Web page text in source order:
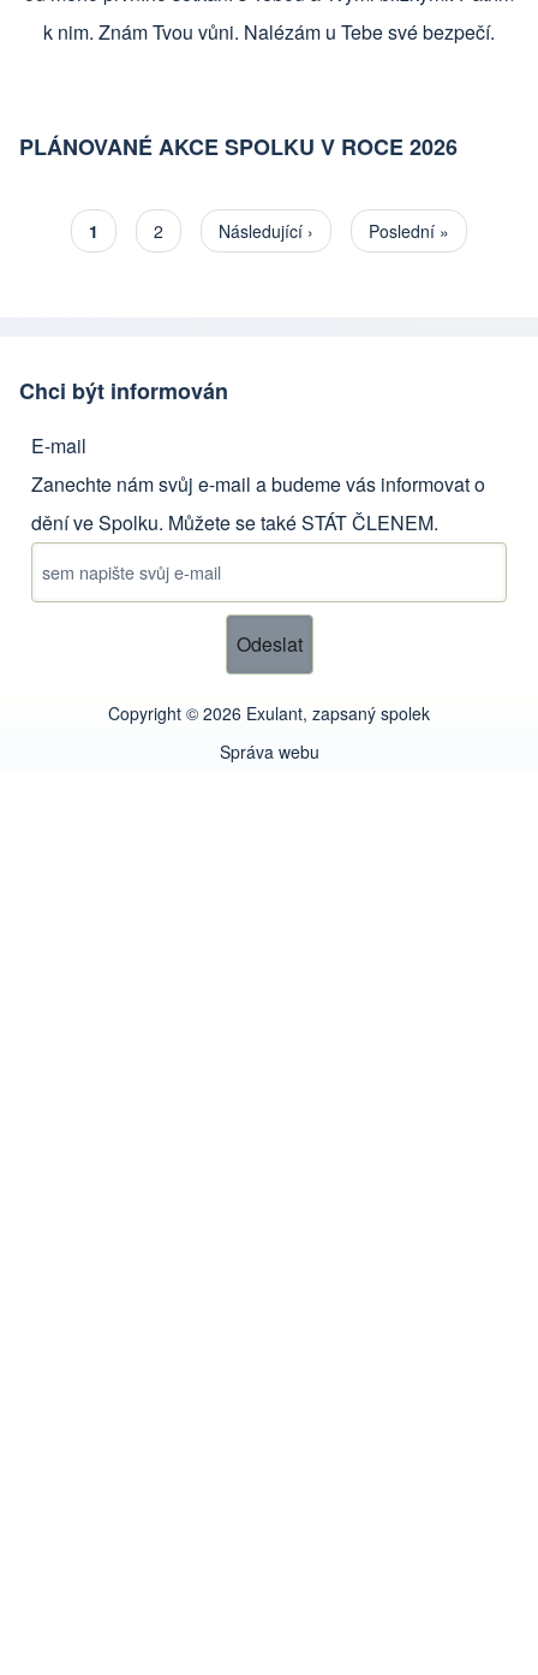
k nim. Znám Tvou vůni. Nalézám u Tebe své bezpečí.
PLÁNOVANÉ AKCE SPOLKU V ROCE 2026
Pagination
Aktuální stránka
1 Stránka
2 Následující stránka
Následující › Poslední stránka
Poslední »
Chci být informován
E-mail
Zanechte nám svůj e-mail a budeme vás informovat o
dění ve Spolku. Můžete se takéSTÁT ČLENEM.
Copyright © 2026 Exulant, zapsaný spolek
Správa webu